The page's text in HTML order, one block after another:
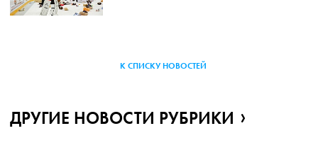
К СПИСКУ НОВОСТЕЙ
ДРУГИЕ НОВОСТИ РУБРИКИ